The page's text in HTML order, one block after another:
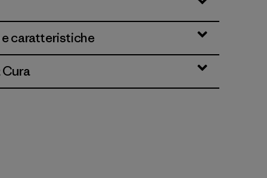
caratteristiche